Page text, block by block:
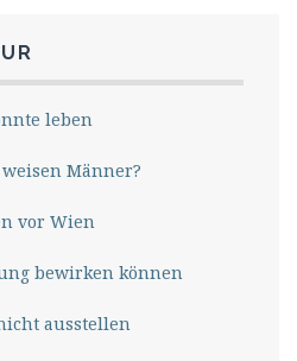
leben
Männer?
vor Wien
bewirken können
ausstellen